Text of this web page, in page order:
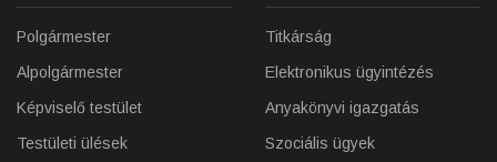
Polgármester
Alpolgármester
Képviselő testület
Testületi ülések
Titkárság
Elektronikus ügyintézés
Anyakönyvi igazgatás
Szociális ügyek